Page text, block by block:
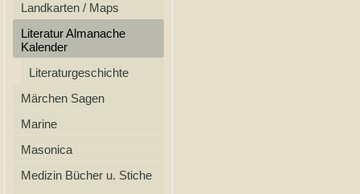
Landkarten / Maps
Literatur Almanache
Kalender
Literaturgeschichte
Märchen Sagen
Marine
Masonica
Medizin Bücher u. Stiche